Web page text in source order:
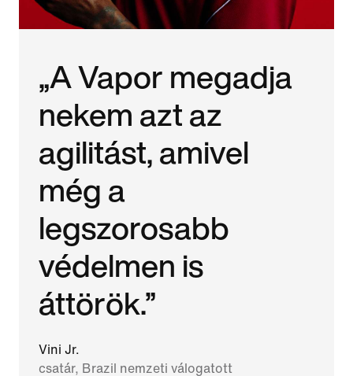
„A Vapor megadja
nekem azt az
agilitást, amivel
még a
legszorosabb
védelmen is
áttörök.”
Vini Jr.
csatár, Brazil nemzeti válogatott